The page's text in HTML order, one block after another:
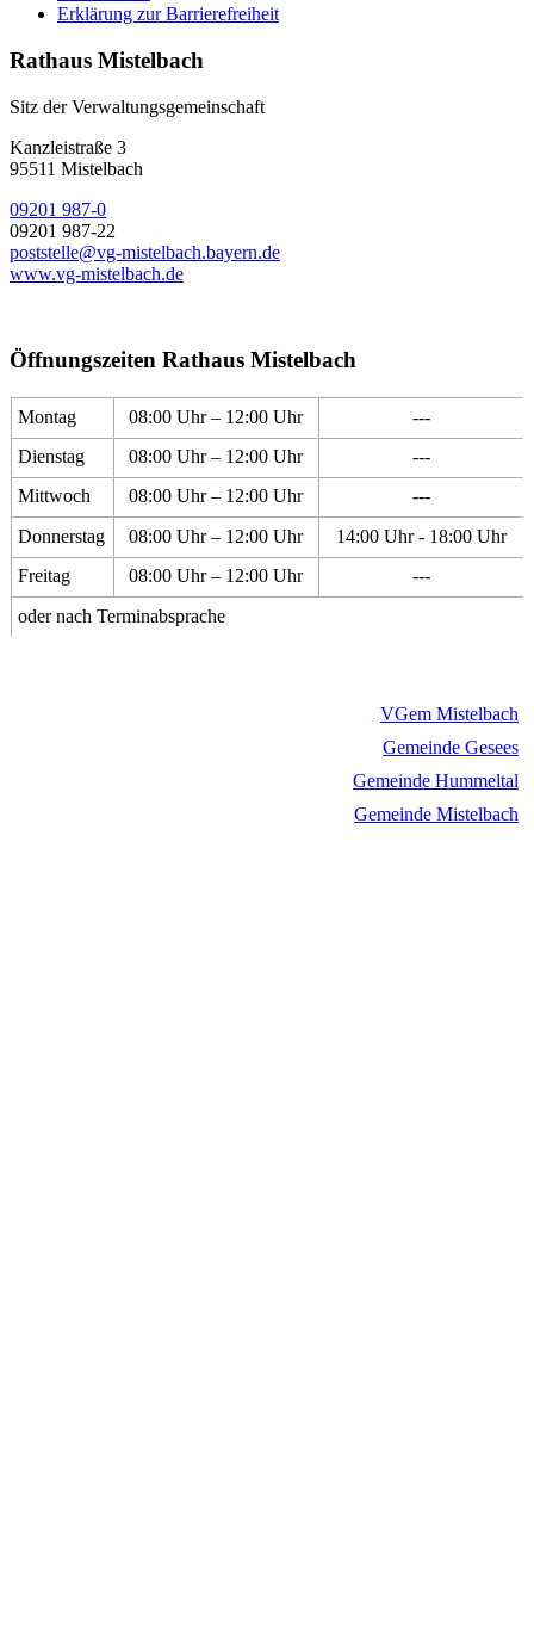
Erklärung zur Barrierefreiheit
Rathaus Mistelbach
Sitz der Verwaltungsgemeinschaft
Kanzleistraße 3
95511 Mistelbach
09201 987-0
09201 987-22
poststelle@vg-mistelbach.bayern.de
www.vg-mistelbach.de
Öffnungszeiten Rathaus Mistelbach
Montag 08:00 Uhr – 12:00 Uhr
---
Dienstag
08:00 Uhr – 12:00 Uhr
---
Mittwoch
08:00 Uhr – 12:00 Uhr
---
Donnerstag
08:00 Uhr – 12:00 Uhr
14:00 Uhr - 18:00 Uhr
Freitag
08:00 Uhr – 12:00 Uhr
---
oder nach Terminabsprache
VGem Mistelbach
Gemeinde Gesees
Gemeinde Hummeltal
Gemeinde Mistelbach